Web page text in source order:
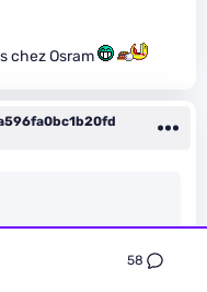
58
chez Osram
les màj des
toucher